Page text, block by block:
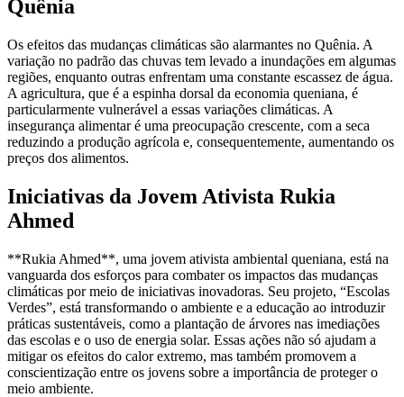
Quênia
Os efeitos das mudanças climáticas são alarmantes no Quênia. A
variação no padrão das chuvas tem levado a inundações em algumas
regiões, enquanto outras enfrentam uma constante escassez de água.
A agricultura, que é a espinha dorsal da economia queniana, é
particularmente vulnerável a essas variações climáticas. A
insegurança alimentar é uma preocupação crescente, com a seca
reduzindo a produção agrícola e, consequentemente, aumentando os
preços dos alimentos.
Iniciativas da Jovem Ativista Rukia
Ahmed
**Rukia Ahmed**, uma jovem ativista ambiental queniana, está na
vanguarda dos esforços para combater os impactos das mudanças
climáticas por meio de iniciativas inovadoras. Seu projeto, “Escolas
Verdes”, está transformando o ambiente e a educação ao introduzir
práticas sustentáveis, como a plantação de árvores nas imediações
das escolas e o uso de energia solar. Essas ações não só ajudam a
mitigar os efeitos do calor extremo, mas também promovem a
conscientização entre os jovens sobre a importância de proteger o
meio ambiente.